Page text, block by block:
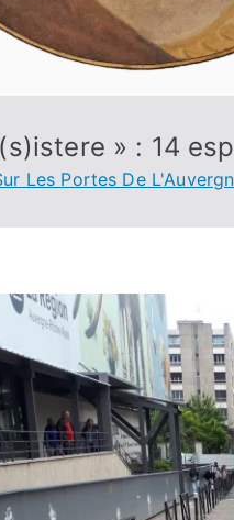
» : 14
Les Portes De